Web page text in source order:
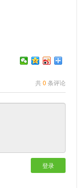
共0 条评论
登录